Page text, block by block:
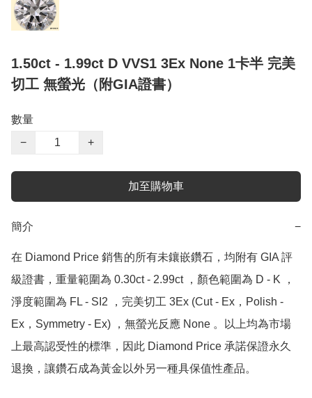
1.50ct - 1.99ct D VVS1 3Ex None 1卡半 完美
切工 無螢光（附GIA證書）
數量
−
+
加至購物車
簡介 −
在 Diamond Price 銷售的所有未鑲嵌鑽石，均附有 GIA 評
級證書，重量範圍為 0.30ct - 2.99ct ，顏色範圍為 D - K ，
淨度範圍為 FL - SI2 ，完美切工 3Ex (Cut - Ex，Polish -
Ex，Symmetry - Ex) ，無螢光反應 None 。以上均為市場
上最高認受性的標準，因此 Diamond Price 承諾保證永久
退換，讓鑽石成為黃金以外另一種具保值性產品。